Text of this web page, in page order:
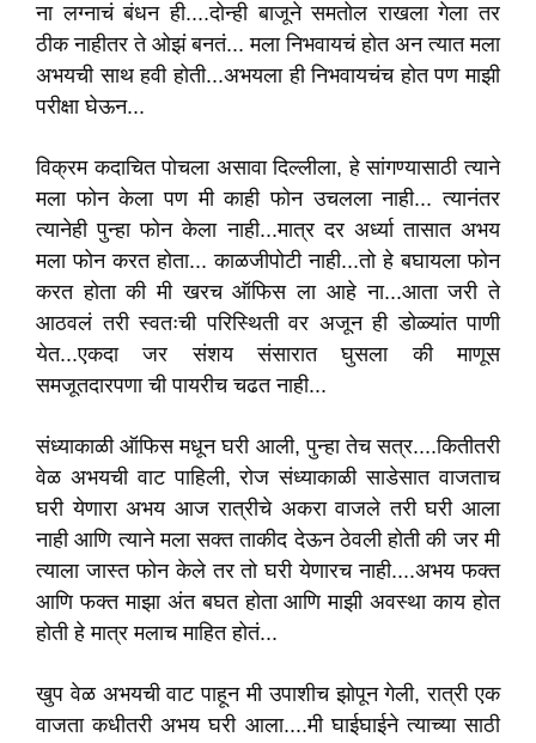
ना लग्नाचं बंधन ही....दोन्ही बाजूने समतोल राखला गेला तर
ठीक नाहीतर ते ओझं बनतं... मला निभवायचं होत अन त्यात मला
अभयची साथ हवी होती...अभयला ही निभवायचंच होत पण माझी
परीक्षा घेऊन...
विक्रम कदाचित पोचला असावा दिल्लीला, हे सांगण्यासाठी त्याने
मला फोन केला पण मी काही फोन उचलला नाही... त्यानंतर
त्यानेही पुन्हा फोन केला नाही...मात्र दर अर्ध्या तासात अभय
मला फोन करत होता... काळजीपोटी नाही...तो हे बघायला फोन
करत होता की मी खरच ऑफिस ला आहे ना...आता जरी ते
आठवलं तरी स्वतःची परिस्थिती वर अजून ही डोळ्यांत पाणी
येत...एकदा जर संशय संसारात घुसला की माणूस
समजूतदारपणा ची पायरीच चढत नाही...
संध्याकाळी ऑफिस मधून घरी आली, पुन्हा तेच सत्र....कितीतरी
वेळ अभयची वाट पाहिली, रोज संध्याकाळी साडेसात वाजताच
घरी येणारा अभय आज रात्रीचे अकरा वाजले तरी घरी आला
नाही आणि त्याने मला सक्त ताकीद देऊन ठेवली होती की जर मी
त्याला जास्त फोन केले तर तो घरी येणारच नाही....अभय फक्त
आणि फक्त माझा अंत बघत होता आणि माझी अवस्था काय होत
होती हे मात्र मलाच माहित होतं...
खुप वेळ अभयची वाट पाहून मी उपाशीच झोपून गेली, रात्री एक
वाजता कधीतरी अभय घरी आला....मी घाईघाईने त्याच्या साठी